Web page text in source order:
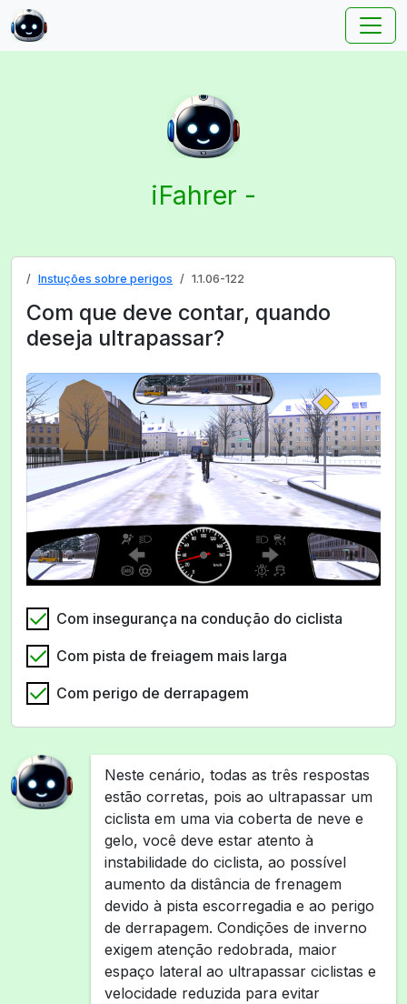
iFahrer -
Instuções sobre perigos 1.1.06-122
Com que deve contar, quando
deseja ultrapassar?
Com insegurança na condução do ciclista
Com pista de freiagem mais larga
Com perigo de derrapagem
Neste cenário, todas as três respostas
estão corretas, pois ao ultrapassar um
ciclista em uma via coberta de neve e
gelo, você deve estar atento à
instabilidade do ciclista, ao possível
aumento da distância de frenagem
devido à pista escorregadia e ao perigo
de derrapagem. Condições de inverno
exigem atenção redobrada, maior
espaço lateral ao ultrapassar ciclistas e
velocidade reduzida para evitar